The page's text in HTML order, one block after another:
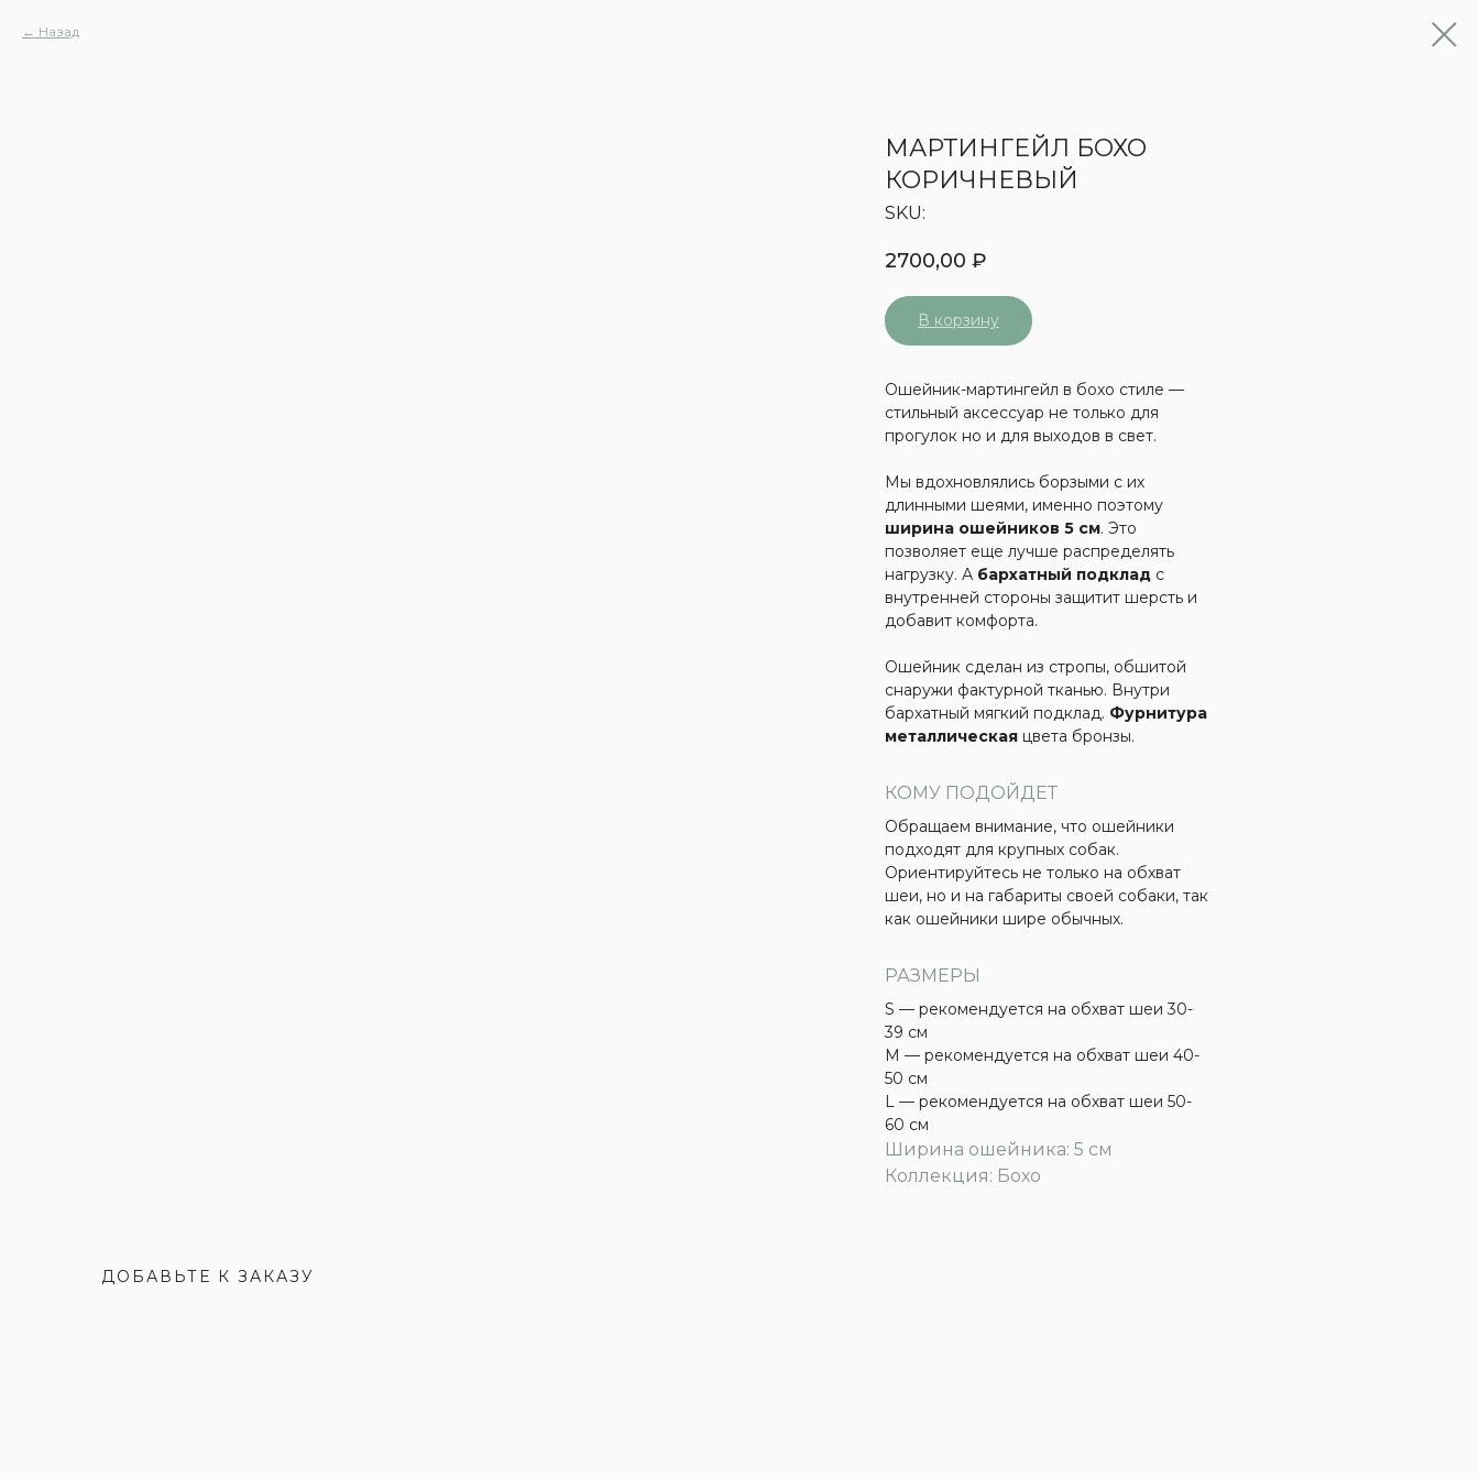
Назад
МАРТИНГЕЙЛ БОХО
КОРИЧНЕВЫЙ
SKU:
2700,00 ₽
В корзину
Ошейник-мартингейл в бохо стиле —
стильный аксессуар не только для
прогулок но и для выходов в свет.
Мы вдохновлялись борзыми с их
длинными шеями, именно поэтому
ширина ошейников 5 см. Это
позволяет еще лучше распределять
нагрузку. А бархатный подкладс
внутренней стороны защитит шерсть и
добавит комфорта.
Ошейник сделан из стропы, обшитой
снаружи фактурной тканью. Внутри
бархатный мягкий подклад. Фурнитура
металлическаяцвета бронзы.
КОМУ ПОДОЙДЕТ
Обращаем внимание, что ошейники
подходят для крупных собак.
Ориентируйтесь не только на обхват
шеи, но и на габариты своей собаки, так
как ошейники шире обычных.
РАЗМЕРЫ
S — рекомендуется на обхват шеи 30-
39 см
M — рекомендуется на обхват шеи 40-
50 см
L — рекомендуется на обхват шеи 50-
60 см
Ширина ошейника: 5 см
Коллекция: Бохо
ДОБАВЬТЕ К ЗАКАЗУ